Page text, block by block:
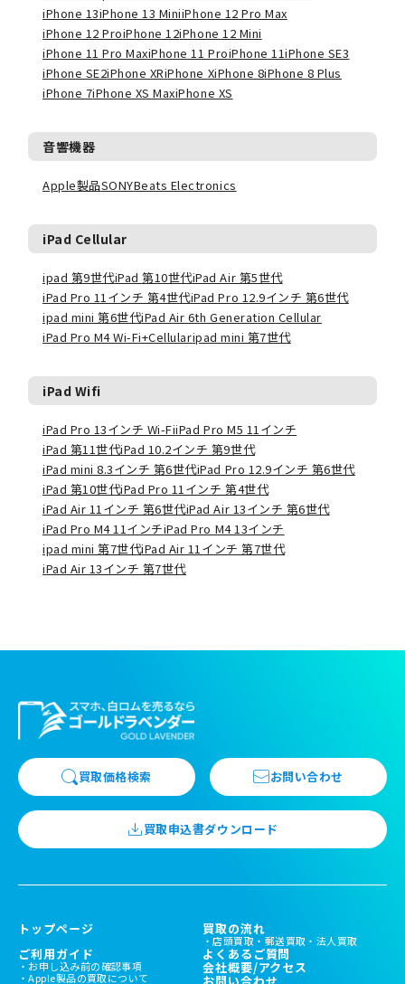
iPhone 13iPhone 13 MiniiPhone 12 Pro Max
iPhone 12 ProiPhone 12iPhone 12 Mini
iPhone 11 Pro MaxiPhone 11 ProiPhone 11iPhone SE3
iPhone SE2iPhone XRiPhone XiPhone 8iPhone 8 Plus
iPhone 7iPhone XS MaxiPhone XS
音響機器
Apple製品SONYBeats Electronics
iPad Cellular
ipad 第9世代iPad 第10世代iPad Air 第5世代
iPad Pro 11インチ 第4世代iPad Pro 12.9インチ 第6世代
ipad mini 第6世代iPad Air 6th Generation Cellular
iPad Pro M4 Wi-Fi+Cellularipad mini 第7世代
iPad Wifi
iPad Pro 13インチ Wi-FiiPad Pro M5 11インチ
iPad 第11世代iPad 10.2インチ 第9世代
iPad mini 8.3インチ 第6世代iPad Pro 12.9インチ 第6世代
iPad 第10世代iPad Pro 11インチ 第4世代
iPad Air 11インチ 第6世代iPad Air 13インチ 第6世代
iPad Pro M4 11インチiPad Pro M4 13インチ
ipad mini 第7世代iPad Air 11インチ 第7世代
iPad Air 13インチ 第7世代
買取価格検索 お問い合わせ
買取申込書ダウンロード
トップページ 買取の流れ
店頭買取 郵送買取 法人買取
ご利用ガイド
お申し込み前の確認事項
Apple製品の買取について
よくあるご質問
会社概要/アクセス